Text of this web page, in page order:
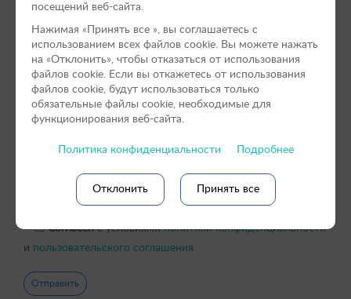
Согласенс условиямиполитики конфиденциальности
и пользовательского соглашения
посещений веб-сайта.
Нажимая «Принять вce », вы соглашаетесь с
использованием всех файлов cookie. Вы можете нажать
на «Отклонить», чтобы отказаться от использования
файлов сookie. Если вы откажетесь от использования
файлов cookie, будут использоваться только
обязательные файлы cookie, необходимые для
функционирования веб-сайта.
Политика конфиденциальности Подробнее
Отклонить Принять все